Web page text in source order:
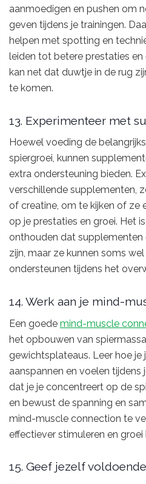
aanmoedigen en pushen om
geven tijdens je trainingen.
helpen met spotting en
leiden tot betere prestaties en
kan net dat duwtje in de rug
te komen.
13. Experimenteer met
Hoewel voeding de
spiergroei, kunnen
extra ondersteuning bieden.
verschillende supplementen,
of creatine, om te kijken of ze
op je prestaties en groei. Het
onthouden dat supplementen
zijn, maar ze kunnen soms
ondersteunen tijdens het
14. Werk aan je mind-
Een goede mind-muscle
het opbouwen van
gewichtsplateaus. Leer hoe je
aanspannen en voelen tijdens
dat je je concentreert op de
en bewust de spanning en
mind-muscle connection te
effectiever stimuleren en groei
15. Geef jezelf